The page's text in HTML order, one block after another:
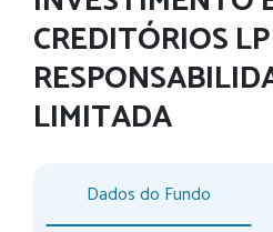
CREDITÓRIOS
LIMITADA
Dados do Fundo